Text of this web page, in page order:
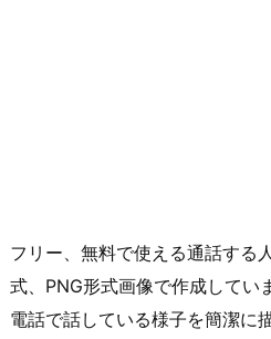
フリー、無料で使える通話する
式、PNG形式画像で作成してい
電話で話している様子を簡潔に